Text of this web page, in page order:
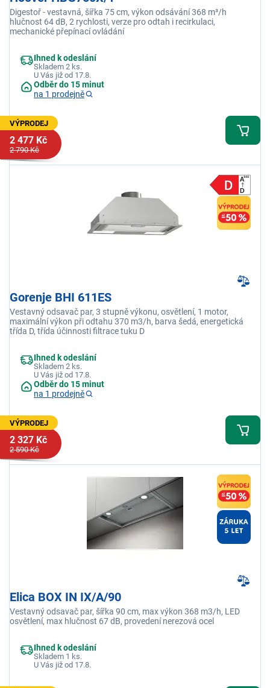
Digestoř - vestavná, šířka 75 cm, výkon odsávání 368 m³/h
hlučnost 64 dB, 2 rychlosti, verze pro odtah i recirkulaci,
mechanické přepínací ovládání
Ihned k odeslání
Skladem 2 ks.
U Vás již od 17.8.
Odběr do 15 minut
na 1 prodejně
VÝPRODEJ
2 477 Kč
2 790 Kč
Gorenje BHI 611ES
Vestavný odsavač par, 3 stupně výkonu, osvětlení, 1 motor,
maximální výkon při odtahu 370 m3/h, barva šedá, energetická
třída D, třída účinnosti filtrace tuku D
Ihned k odeslání
Skladem 2 ks.
U Vás již od 17.8.
Odběr do 15 minut
na 1 prodejně
VÝPRODEJ
2 327 Kč
2 590 Kč
Elica BOX IN IX/A/90
Vestavný odsavač par, šířka 90 cm, max výkon 368 m3/h, LED
osvětlení, max hlučnost 67 dB, provedení nerezová ocel
Ihned k odeslání
Skladem 1 ks.
U Vás již od 17.8.